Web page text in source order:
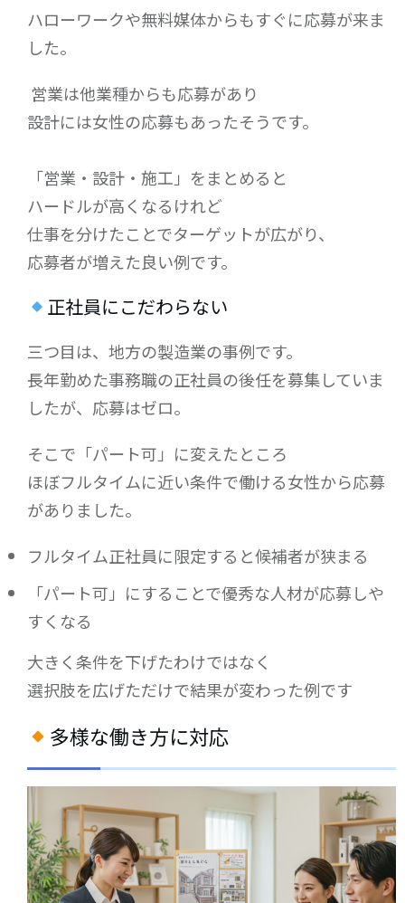
ハローワークや無料媒体からもすぐに応募が来ま
した。
営業は他業種からも応募があり
設計には女性の応募もあったそうです。
「営業・設計・施工」をまとめると
ハードルが高くなるけれど
仕事を分けたことでターゲットが広がり、
応募者が増えた良い例です。
正社員にこだわらない
三つ目は、地方の製造業の事例です。
長年勤めた事務職の正社員の後任を募集していま
したが、応募はゼロ。
そこで「パート可」に変えたところ
ほぼフルタイムに近い条件で働ける女性から応募
がありました。
フルタイム正社員に限定すると候補者が狭まる
「パート可」にすることで優秀な人材が応募しや
すくなる
大きく条件を下げたわけではなく
選択肢を広げただけで結果が変わった例です
多様な働き方に対応